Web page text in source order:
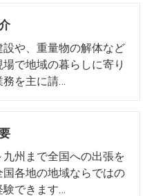
設や、重量物の解体など
で地域の暮らしに寄り
務を主に請…
九州まで全国への出張を
国各地の地域ならではの
験できます…